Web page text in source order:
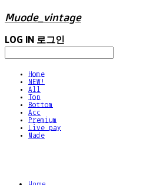
Muode_vintage
LOG IN 로그인
Home
NEW!
All
Top
Bottom
Acc
Premium
Live pay
Made